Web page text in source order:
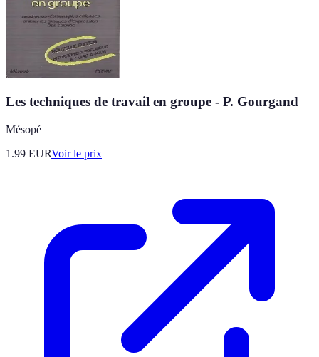
Les techniques de travail en groupe - P. Gourgand
Mésopé
1.99 EURVoir le prix